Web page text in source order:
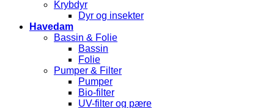
Krybdyr
Dyr og insekter
Havedam
Bassin & Folie
Bassin
Folie
Pumper & Filter
Pumper
Bio-filter
UV-filter og pære